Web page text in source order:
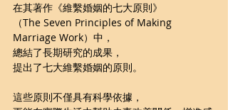
在其著作《維繫婚姻的七大原則》
（The Seven Principles of Making
Marriage Work）中，
總結了長期研究的成果，
提出了七大維繫婚姻的原則。
這些原則不僅具有科學依據，